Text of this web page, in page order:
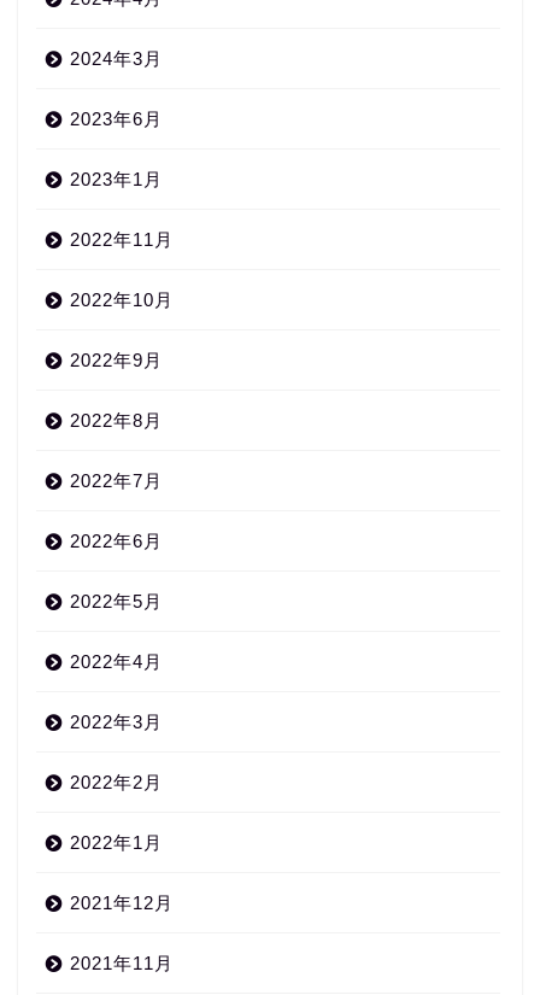
2024年3月
2023年6月
2023年1月
2022年11月
2022年10月
2022年9月
2022年8月
2022年7月
2022年6月
2022年5月
2022年4月
2022年3月
2022年2月
2022年1月
2021年12月
2021年11月